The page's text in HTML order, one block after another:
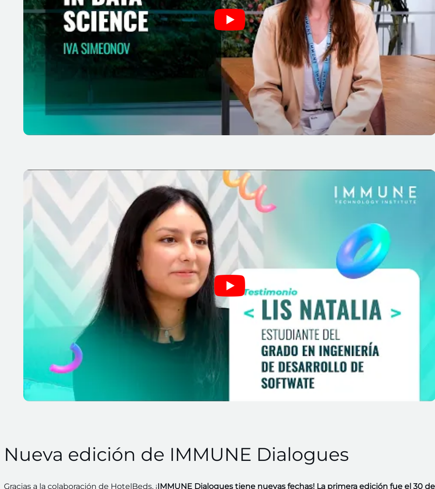
Nueva edición de IMMUNE Dialogues
Gracias a la colaboración de HotelBeds, ¡IMMUNE Dialogues tiene nuevas fechas! La primera edición fue el 30 de